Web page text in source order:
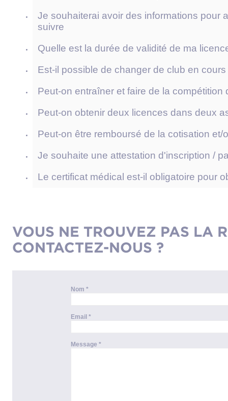
Je souhaiterai avoir des informations pour
suivre
Quelle est la durée de validité de ma
Est-il possible de changer de club en
Peut-on entraîner et faire de la
Peut-on obtenir deux licences dans deux
Peut-on être remboursé de la cotisation et/
Je souhaite une attestation d'inscription /
Le certificat médical est-il obligatoire pour
VOUS NE TROUVEZ PAS LA
CONTACTEZ-NOUS ?
Nom
Email
Message